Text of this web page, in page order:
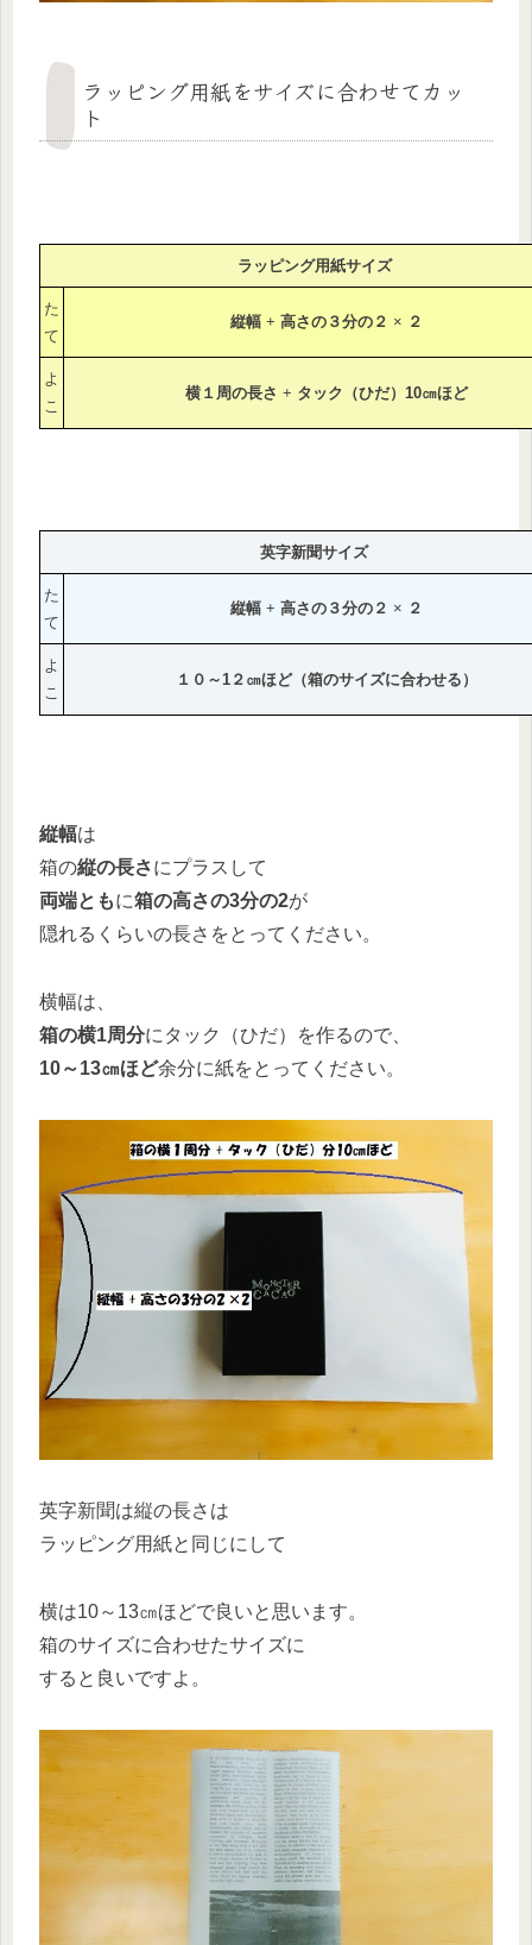
ラッピング用紙をサイズに合わせてカッ
ト
ラッピング用紙サイズ
た
て
縦幅+ 高さの３分の２ × ２
よ
こ
横１周の長さ + タック（ひだ）10㎝ほど
英字新聞サイズ
た
て
縦幅+ 高さの３分の２ × ２
よ
こ
１０～1２㎝ほど（箱のサイズに合わせる）
縦幅は
箱の縦の長さにプラスして
両端ともに箱の高さの3分の2が
隠れるくらいの長さをとってください。
横幅は、
箱の横1周分にタック（ひだ）を作るので、
10～13㎝ほど余分に紙をとってください。
英字新聞は縦の長さは
ラッピング用紙と同じにして
横は10～13㎝ほどで良いと思います。
箱のサイズに合わせたサイズに
すると良いですよ。